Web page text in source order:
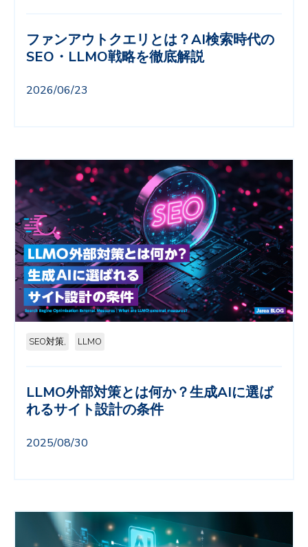
ファンアウトクエリとは？AI検索時代の
SEO・LLMO戦略を徹底解説
2026/06/23
SEO対策, LLMO
LLMO外部対策とは何か？生成AIに選ば
れるサイト設計の条件
2025/08/30